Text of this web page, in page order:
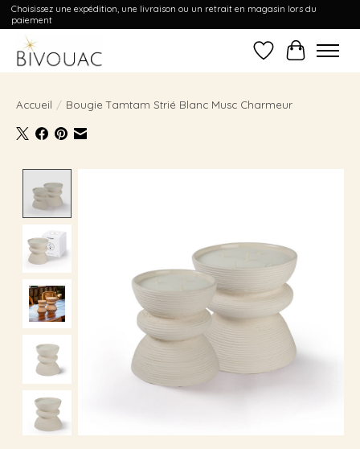
Choisissez une expédition, une livraison ou un retrait en magasin lors du
paiement
Liste dePanier
Accueil / Bougie Tamtam Strié Blanc Musc Charmeur